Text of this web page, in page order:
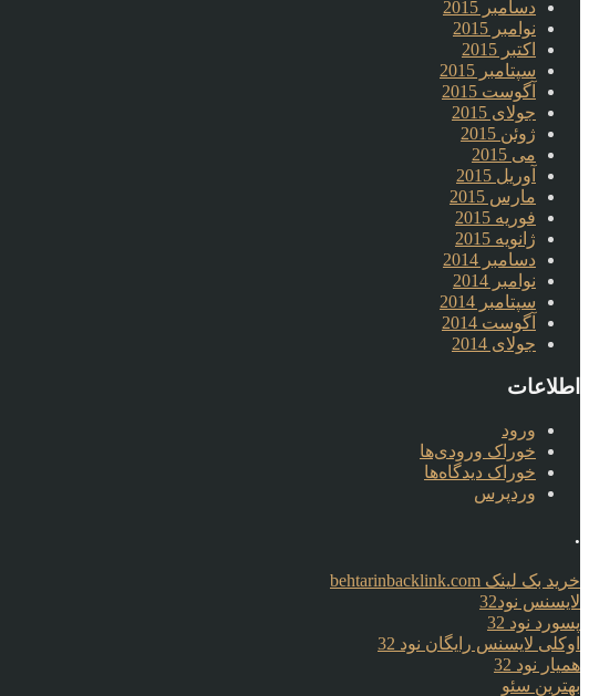
دسامبر 2015
نوامبر 2015
اکتبر 2015
سپتامبر 2015
آگوست 2015
جولای 2015
ژوئن 2015
می 2015
آوریل 2015
مارس 2015
فوریه 2015
ژانویه 2015
دسامبر 2014
نوامبر 2014
سپتامبر 2014
آگوست 2014
جولای 2014
اطلاعات
ورود
خوراک ورودی‌ها
خوراک دیدگاه‌ها
وردپرس
.
خرید بک لینک behtarinbacklink.com
لایسنس نود32
پسورد نود 32
اوکلی لایسنس رایگان نود 32
همیار نود 32
بهترین سئو